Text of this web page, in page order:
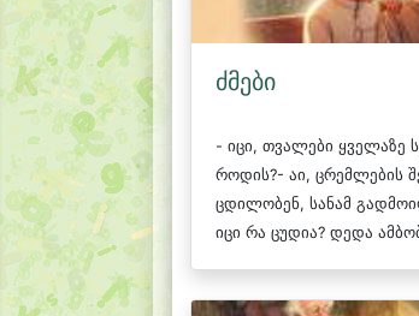
ძმები
- იცი, თვალები ყველაზე
როდის?- აი, ცრემლების
ცდილობენ, სანამ
იცი რა ცუდია? დედა